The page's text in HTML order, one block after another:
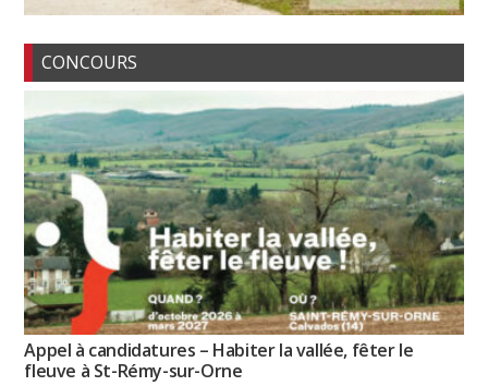
CONCOURS
Appel à candidatures – Habiter la vallée, fêter le
fleuve à St-Rémy-sur-Orne